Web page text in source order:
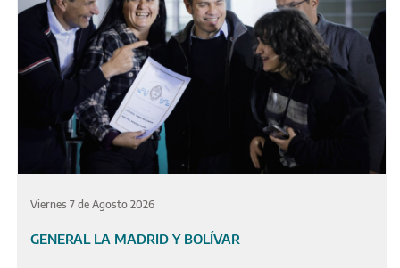
Viernes 7 de Agosto 2026
GENERAL LA MADRID Y BOLÍVAR